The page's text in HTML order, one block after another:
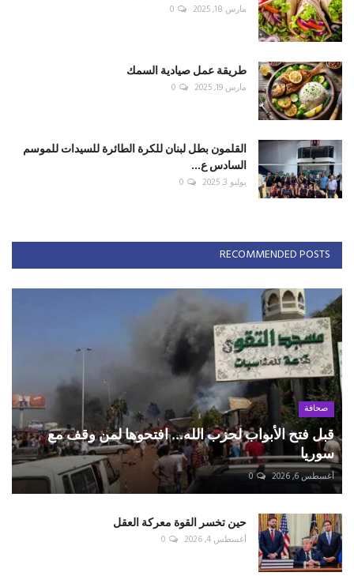
مارس 18, 2025 0
طريقة عمل صيادية السمك
مارس 19, 2025 0
القلمون بطل لبنان للكرة الطائرة للسيدات للموسم
السادس ع...
يوليو 3, 2025 0
RECOMMENDED POSTS
صحافة
قبل فتح الأبواب لحزب الله... افتحوها لمن وقف مع
سوريا
أغسطس 6, 2026 0
حين تخسر القوة معركة العقل
أغسطس 4, 2026 0